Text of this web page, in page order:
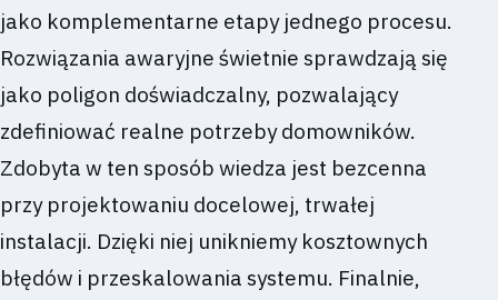
jako komplementarne etapy jednego procesu.
Rozwiązania awaryjne świetnie sprawdzają się
jako poligon doświadczalny, pozwalający
zdefiniować realne potrzeby domowników.
Zdobyta w ten sposób wiedza jest bezcenna
przy projektowaniu docelowej, trwałej
instalacji. Dzięki niej unikniemy kosztownych
błędów i przeskalowania systemu. Finalnie,